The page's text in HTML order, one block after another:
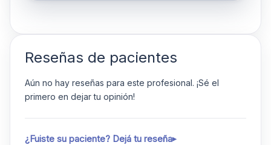
Reseñas de pacientes
Aún no hay reseñas para este profesional. ¡Sé el
primero en dejar tu opinión!
¿Fuiste su paciente? Dejá tu reseña